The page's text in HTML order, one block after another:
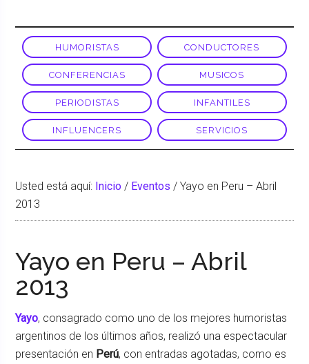
HUMORISTAS CONDUCTORES
CONFERENCIAS MUSICOS
PERIODISTAS INFANTILES
INFLUENCERS SERVICIOS
Usted está aquí: Inicio / Eventos / Yayo en Peru – Abril
2013
Yayo en Peru – Abril
2013
Yayo, consagrado como uno de los mejores humoristas
argentinos de los últimos años, realizó una espectacular
presentación en Perú, con entradas agotadas, como es